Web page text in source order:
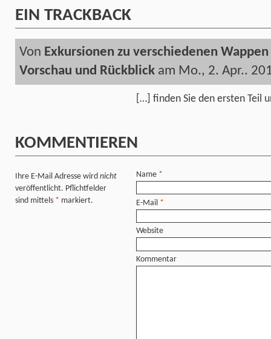
EIN TRACKBACK
Von Exkursionen zu verschiedenen
Vorschau und Rückblick am Mo., 2. Apr..
[…] finden Sie den ersten Teil
KOMMENTIEREN
Ihre E-Mail Adresse wird nicht
veröffentlicht. Pflichtfelder
sind mittels * markiert.
Name *
E-Mail *
Website
Kommentar